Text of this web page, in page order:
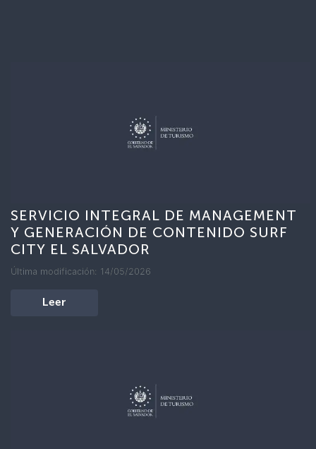
SERVICIO INTEGRAL DE MANAGEMENT
Y GENERACIÓN DE CONTENIDO SURF
CITY EL SALVADOR
Última modificación: 14/05/2026
Leer